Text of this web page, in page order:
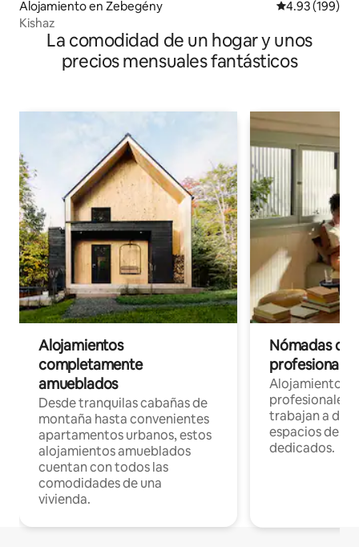
Alojamiento en Zebegény Calificación
4.93 (199)
Kishaz
La comodidad de un hogar y unos
precios mensuales fantásticos
Alojamientos
completamente
amueblados
Desde tranquilas cabañas de
montaña hasta convenientes
apartamentos urbanos, estos
alojamientos amueblados
cuentan con todos las
comodidades de una
vivienda.
Nómadas
Alojamientos
profesionales
trabajan a
espacios de
dedicados.